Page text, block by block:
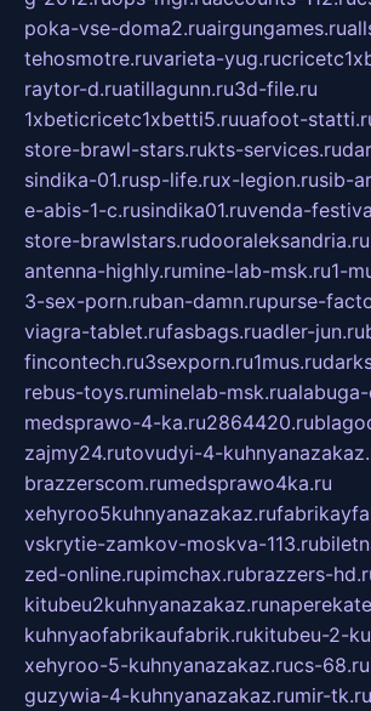
poka-vse-doma2.ruairgungames.ru
tehosmotre.ruvarieta-yug.ru
raytor-d.ruatillagunn.ru3d-file.ru
1xbeticricetc1xbetti5.ruuafoot-
store-brawl-stars.rukts-services.ru
sindika-01.rusp-life.rux-legion.rusib-
e-abis-1-c.rusindika01.ruvenda-
store-brawlstars.rudooraleksandria.ru
antenna-highly.rumine-lab-msk.ru1-
3-sex-porn.ruban-damn.rupurse-
viagra-tablet.rufasbags.ruadler-jun.ru
fincontech.ru3sexporn.ru1mus.ru
rebus-toys.ruminelab-msk.ru
medsprawo-4-ka.ru2864420.ru
zajmy24.rutovudyi-4-
brazzerscom.rumedsprawo4ka.ru
xehyroo5kuhnyanazakaz.ru
vskrytie-zamkov-moskva-113.ru
zed-online.rupimchax.rubrazzers-
kitubeu2kuhnyanazakaz.ru
kuhnyaofabrikaufabrik.rukitubeu-2-
xehyroo-5-kuhnyanazakaz.rucs-68.ru
guzywia-4-kuhnyanazakaz.rumir-tk.ru